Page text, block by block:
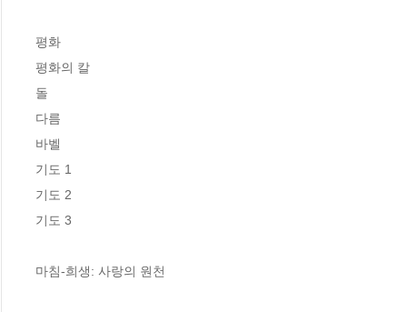
평화
평화의 칼
돌
다름
바벨
기도 1
기도 2
기도 3
마침-희생: 사랑의 원천